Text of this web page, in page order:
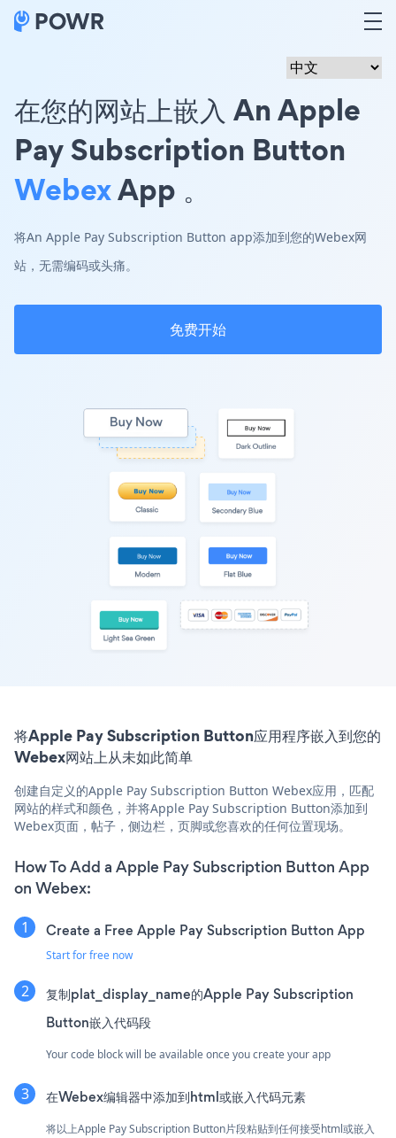
在您的网站上嵌入 An Apple
Pay Subscription Button
WebexApp 。
将An Apple Pay Subscription Button app添加到您的Webex网
站，无需编码或头痛。
免费开始
将Apple Pay Subscription Button应用程序嵌入到您的
Webex网站上从未如此简单
创建自定义的Apple Pay Subscription Button Webex应用，匹配
网站的样式和颜色，并将Apple Pay Subscription Button添加到
Webex页面，帖子，侧边栏，页脚或您喜欢的任何位置现场。
How To Add a Apple Pay Subscription Button App
on Webex:
Create a Free Apple Pay Subscription Button App
Start for free now
复制plat_display_name的Apple Pay Subscription
Button嵌入代码段
Your code block will be available once you create your app
在Webex编辑器中添加到html或嵌入代码元素
将以上Apple Pay Subscription Button片段粘贴到任何接受html或嵌入